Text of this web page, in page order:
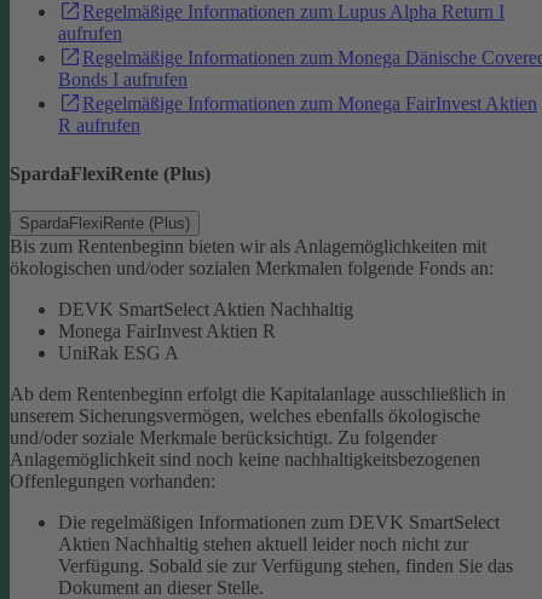
Regelmäßige Informationen zum Lupus Alpha Return I
aufrufen
Regelmäßige Informationen zum Monega Dänische
Bonds I aufrufen
Regelmäßige Informationen zum Monega FairInvest Aktien
R aufrufen
SpardaFlexiRente (Plus)
SpardaFlexiRente (Plus)
Bis zum Rentenbeginn bieten wir als Anlagemöglichkeiten mit
ökologischen und/oder sozialen Merkmalen folgende Fonds an:
DEVK SmartSelect Aktien Nachhaltig
Monega FairInvest Aktien R
UniRak ESG A
Ab dem Rentenbeginn erfolgt die Kapitalanlage ausschließlich in
unserem Sicherungsvermögen, welches ebenfalls ökologische
und/oder soziale Merkmale berücksichtigt. Zu folgender
Anlagemöglichkeit sind noch keine nachhaltigkeitsbezogenen
Offenlegungen vorhanden:
Die regelmäßigen Informationen zum DEVK SmartSelect
Aktien Nachhaltig stehen aktuell leider noch nicht zur
Verfügung. Sobald sie zur Verfügung stehen, finden Sie das
Dokument an dieser Stelle.